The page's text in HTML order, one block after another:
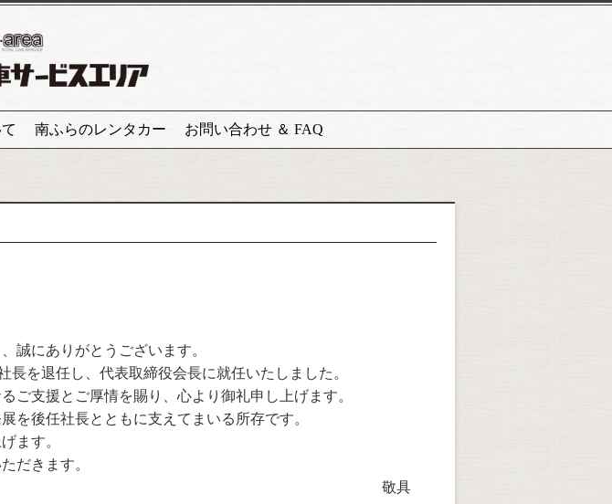
南ふらのレンタカー お問い合わせ ＆ FAQ
誠にありがとうございます。
を退任し、代表取締役会長に就任いたしました。
ご支援とご厚情を賜り、心より御礼申し上げます。
を後任社長とともに支えてまいる所存です。
ます。
だきます。